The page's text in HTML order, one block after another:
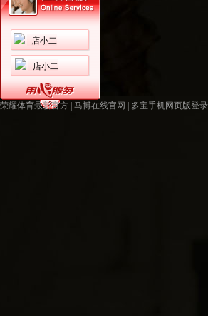
店小二
店小二
荣耀体育最新官方 马博在线官网 多宝手机网页版登